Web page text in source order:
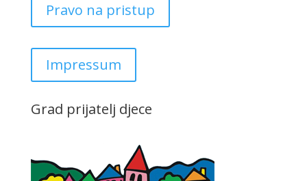
Pravo na pristup
Impressum
Grad prijatelj djece